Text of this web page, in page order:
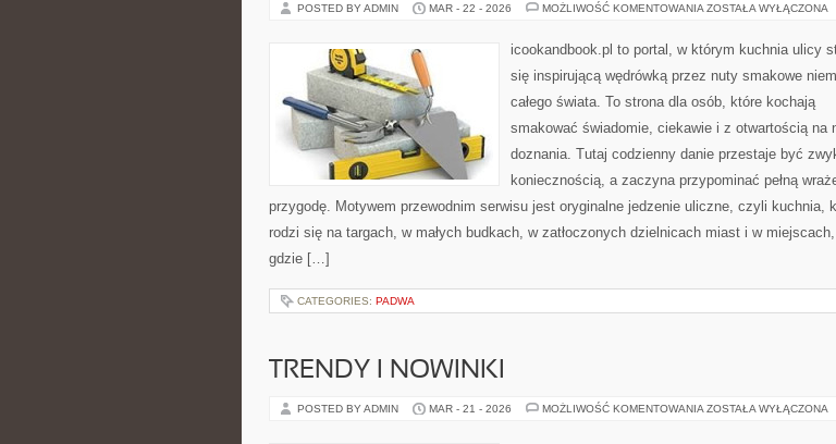
POSTED BY ADMIN MAR - 22 - 2026 MOŻLIWOŚĆ KOMENTOWANIA JEDZENIE
ZOSTAŁA WYŁĄCZONA
icookandbook.pl to portal, w którym kuchnia ulicy
się inspirującą wędrówką przez nuty smakowe
całego świata. To strona dla osób, które kochają
smakować świadomie, ciekawie i z otwartością na
doznania. Tutaj codzienny danie przestaje być
koniecznością, a zaczyna przypominać pełną
przygodę. Motywem przewodnim serwisu jest oryginalne jedzenie uliczne, czyli kuchnia,
rodzi się na targach, w małych budkach, w zatłoczonych dzielnicach miast i w miejscach,
gdzie […]
CATEGORIES: PADWA
TRENDY I NOWINKI
POSTED BY ADMIN MAR - 21 - 2026 MOŻLIWOŚĆ KOMENTOWANIA TRENDY
ZOSTAŁA WYŁĄCZONA